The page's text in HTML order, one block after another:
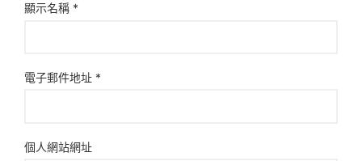
顯示名稱 *
電子郵件地址 *
個人網站網址